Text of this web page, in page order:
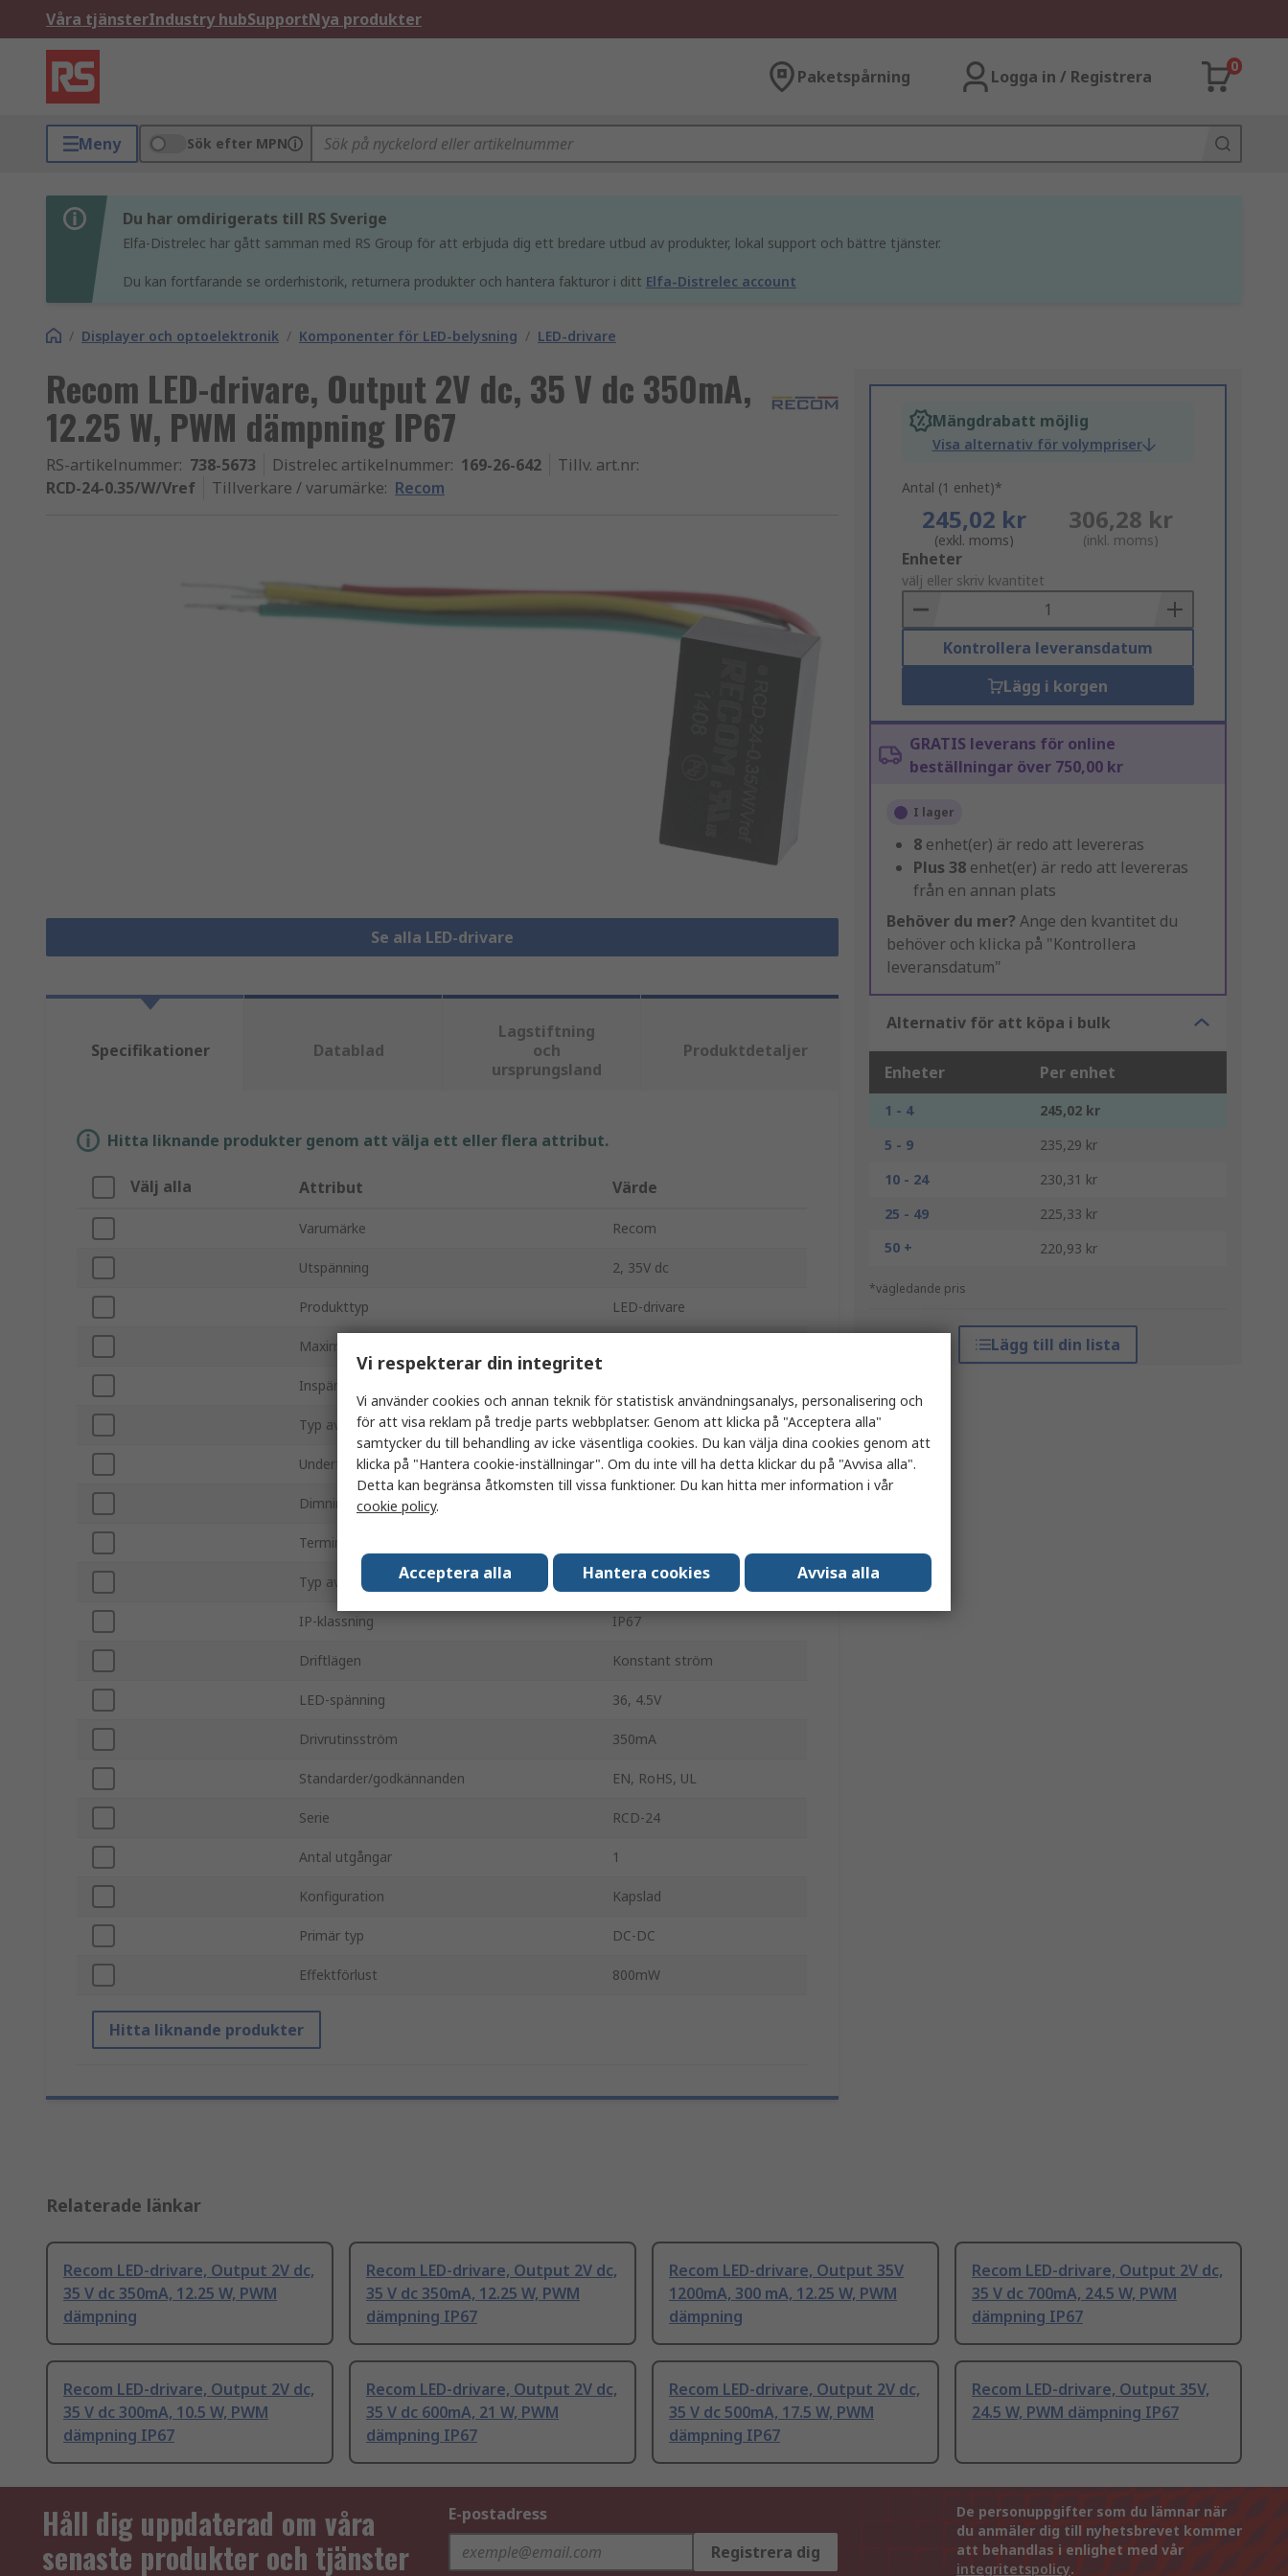
Våra tjänsterIndustry hubSupportNya produkter
Paketspårning Logga in / Registrera
0
Meny Sök efter MPN
Du har omdirigerats till RS Sverige
Elfa-Distrelec har gått samman med RS Group för att erbjuda dig ett bredare utbud av produkter, lokal support och bättre tjänster.
Du kan fortfarande se orderhistorik, returnera produkter och hantera fakturor i ditt Elfa-Distrelec account
/ Displayer och optoelektronik / Komponenter för LED-belysning / LED-drivare
Recom LED-drivare, Output 2V dc, 35 V dc 350mA,
12.25 W, PWM dämpning IP67
RS-artikelnummer: 738-5673 Distrelec artikelnummer: 169-26-642 Tillv. art.nr:
RCD-24-0.35/W/Vref
Tillverkare / varumärke: Recom
Se alla LED-drivare
Mängdrabatt möjlig
Visa alternativ för volympriser
Antal (1 enhet)*
245,02 kr
(exkl. moms)
306,28 kr
(inkl. moms)
Add
to
Basket
Enheter
välj eller skriv kvantitet
Kontrollera leveransdatum
Lägg i korgen
GRATIS leverans för online
beställningar över 750,00 kr
I lager
8 enhet(er) är redo att levereras
Plus 38 enhet(er) är redo att levereras
från en annan plats
Behöver du mer? Ange den kvantitet du
behöver och klicka på "Kontrollera
leveransdatum"
Alternativ för att köpa i bulk
Enheter Per enhet
1 - 4
245,02 kr
5 - 9
235,29 kr
10 - 24
230,31 kr
25 - 49
225,33 kr
50 +
220,93 kr
*vägledande pris
Lägg till din lista
Specifikationer Datablad
Lagstiftning
och
ursprungsland
Produktdetaljer
Hitta liknande produkter genom att välja ett eller flera attribut.
Välj alla Attribut Värde
Varumärke Recom
Utspänning 2, 35V dc
Produkttyp LED-drivare
Maximal uteffekt
Inspänning
Typ av fäste Yta
Undertyp LED-drivare
Dimningsfunktion
Terminaltyp
Typ av ingångsspänning DC
IP-klassning IP67
Driftlägen Konstant ström
LED-spänning 36, 4.5V
Drivrutinsström 350mA
Standarder/godkännanden EN, RoHS, UL
Serie RCD-24
Antal utgångar 1
Konfiguration Kapslad
Primär typ DC-DC
Effektförlust 800mW
Hitta liknande produkter
Relaterade länkar
Recom LED-drivare, Output 2V dc,
35 V dc 350mA, 12.25 W, PWM
dämpning
Recom LED-drivare, Output 2V dc,
35 V dc 350mA, 12.25 W, PWM
dämpning IP67
Recom LED-drivare, Output 35V
1200mA, 300 mA, 12.25 W, PWM
dämpning
Recom LED-drivare, Output 2V dc,
35 V dc 700mA, 24.5 W, PWM
dämpning IP67
Recom LED-drivare, Output 2V dc,
35 V dc 300mA, 10.5 W, PWM
dämpning IP67
Recom LED-drivare, Output 2V dc,
35 V dc 600mA, 21 W, PWM
dämpning IP67
Recom LED-drivare, Output 2V dc,
35 V dc 500mA, 17.5 W, PWM
dämpning IP67
Recom LED-drivare, Output 35V,
24.5 W, PWM dämpning IP67
Håll dig uppdaterad om våra
senaste produkter och tjänster
E-postadress
Registrera dig
De personuppgifter som du lämnar när
du anmäler dig till nyhetsbrevet kommer
att behandlas i enlighet med vår
integritetspolicy.
Vi respekterar din integritet
Vi använder cookies och annan teknik för statistisk användningsanalys, personalisering och
för att visa reklam på tredje parts webbplatser. Genom att klicka på "Acceptera alla"
samtycker du till behandling av icke väsentliga cookies. Du kan välja dina cookies genom att
klicka på "Hantera cookie-inställningar". Om du inte vill ha detta klickar du på "Avvisa alla".
Detta kan begränsa åtkomsten till vissa funktioner. Du kan hitta mer information i vår
cookie policy.
Acceptera alla Hantera cookies Avvisa alla